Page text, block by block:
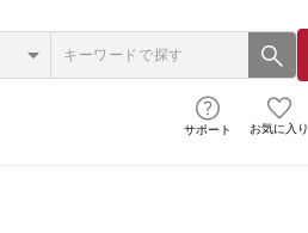
サポート お気に入り